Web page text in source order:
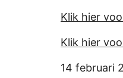
Klik hier
Klik hier
14 februari